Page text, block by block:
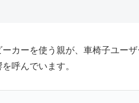
カーを使う親が、車椅子ユー
呼んでいます。